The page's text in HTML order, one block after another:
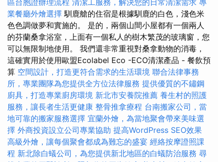
業餐廳外燴選擇 馴鹿艙的住宿是根據馴鹿的白色，淺色米
色色調做夢和實施的。 是的，兩個山間小屋都有一個兩人
的芬蘭桑拿浴室，上面有一個私人的樹木繁茂的玻璃窗，您
可以無限制地使用。 我們還非常重視對桑拿動物的消毒，
這確實用於使用歐盟Ecolabel Eco -ECO清潔產品 - 餐飲預
算 空間設計，打造更符合需求的生活環境 聯合法律事務
所，專業團隊為您提供全方位法律服務 提供優質的不鏽鋼
廚具，打造專業廚房環境 新北市安養院推薦 養生村的照護
服務，讓長者生活更健康 整骨推拿療程 台南搬家公司，當
地可靠的搬家服務選擇 宜蘭外燴，為當地聚會帶來美味選
擇 外商投資設立公司專業協助 提高WordPress SEO效果
高級外燴，讓每個聚會都成為難忘的盛宴 經絡按摩證照課
程 新北除白蟻公司，為您提供新北地區的白蟻防治服務 尋